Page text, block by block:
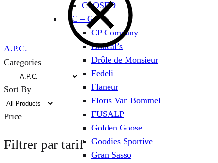
CLOSED
C – G
CP Company
Doucal’s
Drôle de Monsieur
Fedeli
Flaneur
Floris Van Bommel
FUSALP
Golden Goose
Goodies Sportive
Gran Sasso
A.P.C.
Categories
Sort By
Price
Filtrer par tarif